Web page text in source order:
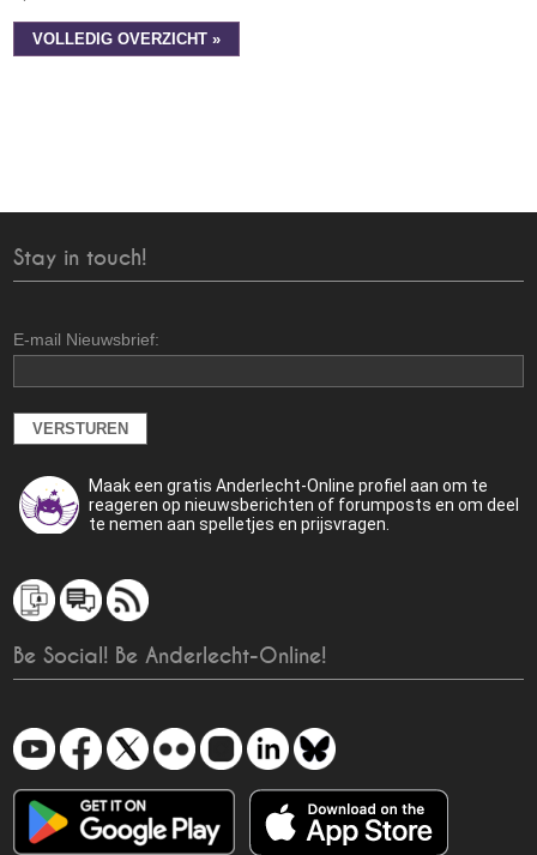
VOLLEDIG OVERZICHT »
Stay in touch!
E-mail Nieuwsbrief:
Maak een gratis Anderlecht-Online profiel aan om te
reageren op nieuwsberichten of forumposts en om deel
te nemen aan spelletjes en prijsvragen.
Be Social! Be Anderlecht-Online!